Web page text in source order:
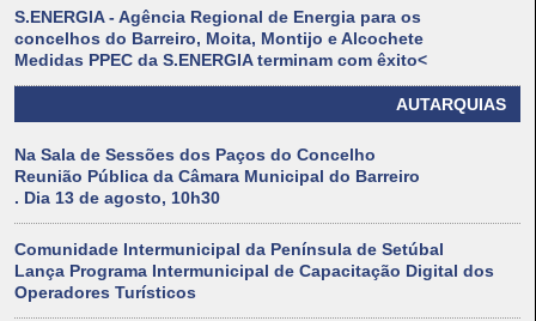
S.ENERGIA - Agência Regional de Energia para os
concelhos do Barreiro, Moita, Montijo e Alcochete
Medidas PPEC da S.ENERGIA terminam com êxito<
AUTARQUIAS
Na Sala de Sessões dos Paços do Concelho
Reunião Pública da Câmara Municipal do Barreiro
. Dia 13 de agosto, 10h30
Comunidade Intermunicipal da Península de Setúbal
Lança Programa Intermunicipal de Capacitação Digital dos
Operadores Turísticos